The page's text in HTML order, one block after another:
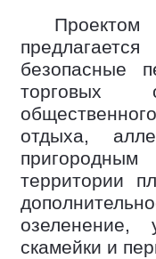
безопасные
торговых
отдыха,
территории
озеленение,
скамейки и